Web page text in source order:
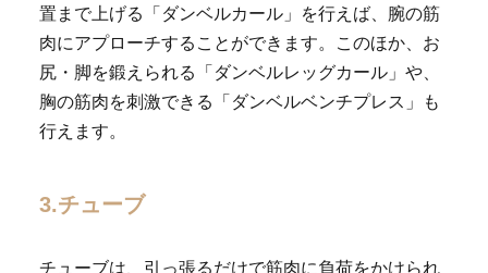
置まで上げる「ダンベルカール」を行えば、腕の筋
肉にアプローチすることができます。このほか、お
尻・脚を鍛えられる「ダンベルレッグカール」や、
胸の筋肉を刺激できる「ダンベルベンチプレス」も
行えます。
3.チューブ
チューブは、引っ張るだけで筋肉に負荷をかけられ